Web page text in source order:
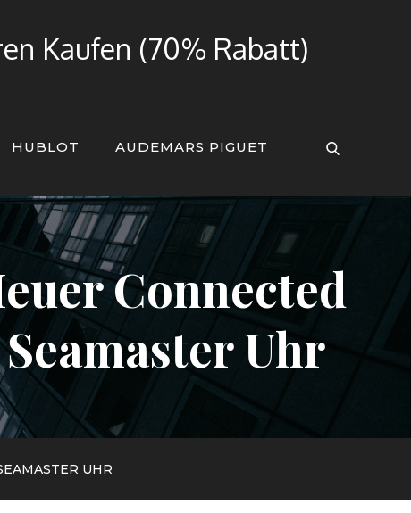
Kaufen (70% Rabatt)
HUBLOT AUDEMARS PIGUET
Connected
Uhr
UHR